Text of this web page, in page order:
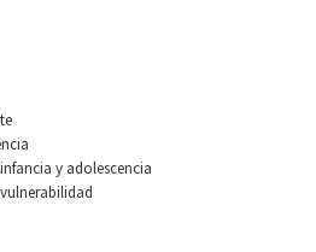
y adolescencia